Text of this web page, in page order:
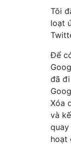
Tôi
loạt
Để
đã
Xóa
và
quay
hoạt